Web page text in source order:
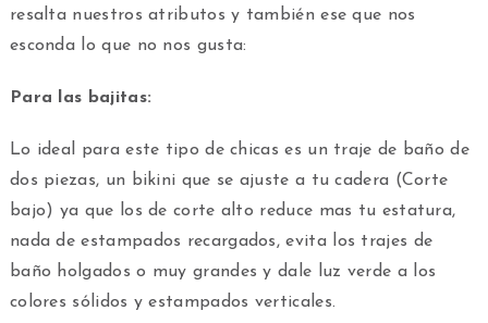
resalta nuestros atributos y también ese que nos
esconda lo que no nos gusta:
Para las bajitas:
Lo ideal para este tipo de chicas es un traje de baño de
dos piezas, un bikini que se ajuste a tu cadera (Corte
bajo) ya que los de corte alto reduce mas tu estatura,
nada de estampados recargados, evita los trajes de
baño holgados o muy grandes y dale luz verde a los
colores sólidos y estampados verticales.